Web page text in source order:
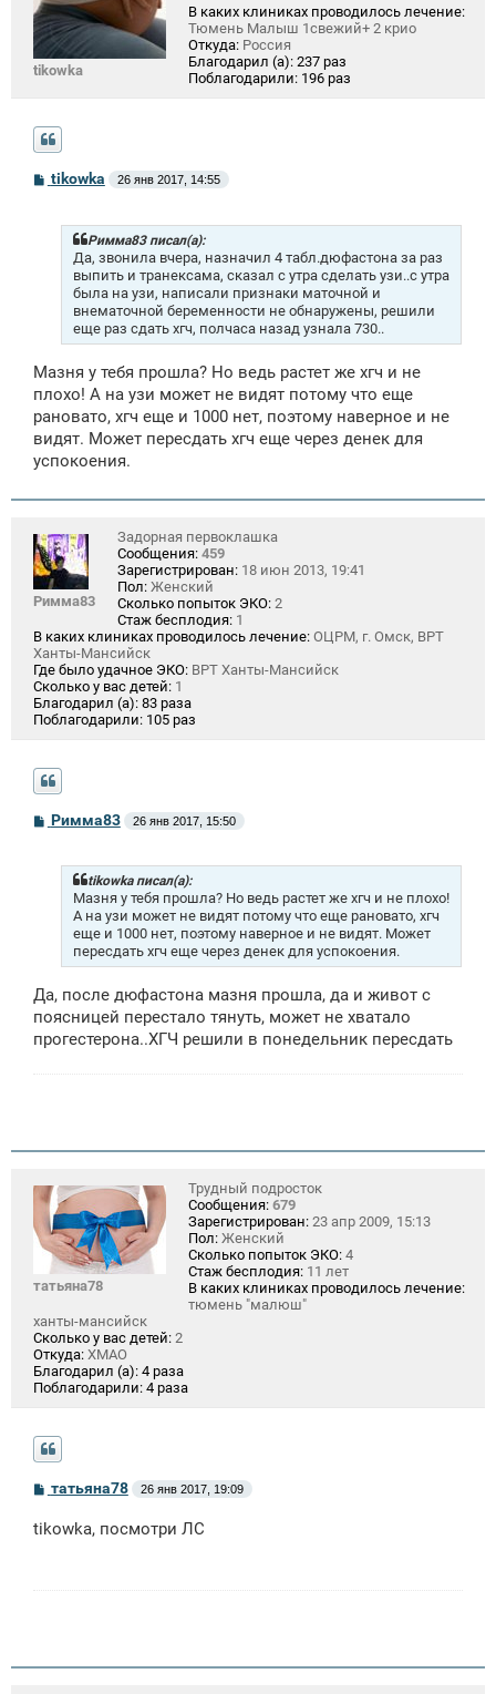
tikowka
В каких клиниках проводилось лечение:
Тюмень Малыш 1свежий+ 2 крио
Откуда: Россия
Благодарил (а): 237 раз
Поблагодарили: 196 раз
Сtikowka 26 янв 2017, 14:55
Римма83 писал(а):
Да, звонила вчера, назначил 4 табл.дюфастона за раз
выпить и транексама, сказал с утра сделать узи..с утра
была на узи, написали признаки маточной и
внематочной беременности не обнаружены, решили
еще раз сдать хгч, полчаса назад узнала 730..
Мазня у тебя прошла? Но ведь растет же хгч и не
плохо! А на узи может не видят потому что еще
рановато, хгч еще и 1000 нет, поэтому наверное и не
видят. Может пересдать хгч еще через денек для
успокоения.
Римма83
Задорная первоклашка
Сообщения: 459
Зарегистрирован: 18 июн 2013, 19:41
Пол: Женский
Сколько попыток ЭКО: 2
Стаж бесплодия: 1
В каких клиниках проводилось лечение: ОЦРМ, г. Омск, ВРТ
Ханты-Мансийск
Где было удачное ЭКО: ВРТ Ханты-Мансийск
Сколько у вас детей: 1
Благодарил (а): 83 раза
Поблагодарили: 105 раз
С
о
Римма83 26 янв 2017, 15:50
tikowka писал(а):
Мазня у тебя прошла? Но ведь растет же хгч и не плохо!
А на узи может не видят потому что еще рановато, хгч
еще и 1000 нет, поэтому наверное и не видят. Может
пересдать хгч еще через денек для успокоения.
Да, после дюфастона мазня прошла, да и живот с
поясницей перестало тянуть, может не хватало
прогестерона..ХГЧ решили в понедельник пересдать
татьяна78
Трудный подросток
Сообщения: 679
Зарегистрирован: 23 апр 2009, 15:13
Пол: Женский
Сколько попыток ЭКО: 4
Стаж бесплодия: 11 лет
В каких клиниках проводилось лечение:
тюмень "малюш"
ханты-мансийск
Сколько у вас детей: 2
Откуда: ХМАО
Благодарил (а): 4 раза
Поблагодарили: 4 раза
С
о
б
татьяна78 26 янв 2017, 19:09
tikowka, посмотри ЛС